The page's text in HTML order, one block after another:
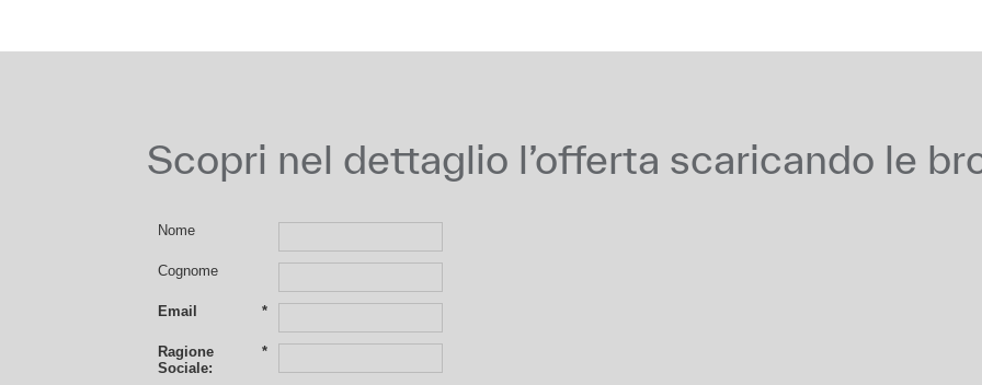
Scopri nel dettaglio l’offerta scaricando le
Nome
Cognome
*
Email
*
Ragione
Sociale: